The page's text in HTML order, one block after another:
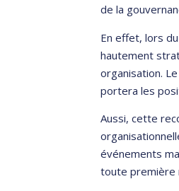
de la
En effet, lors
hautement
organisation.
portera les
Aussi, cette
événements
toute première